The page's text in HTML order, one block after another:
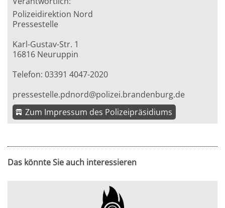
Polizeidirektion Nord
Pressestelle
Karl-Gustav-Str. 1
16816 Neuruppin
Telefon: 03391 4047-2020
pressestelle.pdnord@polizei.brandenburg.de
Zum Impressum des Polizeipräsidiums
Das könnte Sie auch interessieren